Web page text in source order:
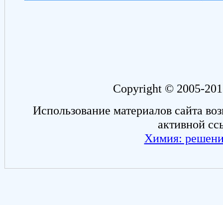
Copyright © 2005-
Использование материалов сайта
активной
Химия: